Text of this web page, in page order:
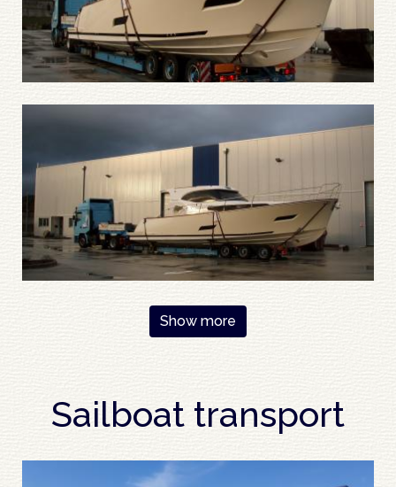
Show more
Sailboat transport